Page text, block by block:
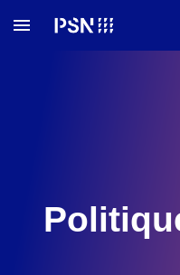
Skip to main content